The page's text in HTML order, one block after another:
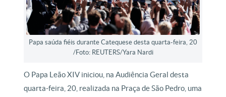
Papa saúda fiéis durante Catequese desta quarta-feira, 20
/Foto: REUTERS/Yara Nardi
O Papa Leão XIV iniciou, na Audiência Geral desta
quarta-feira, 20, realizada na Praça de São Pedro, uma